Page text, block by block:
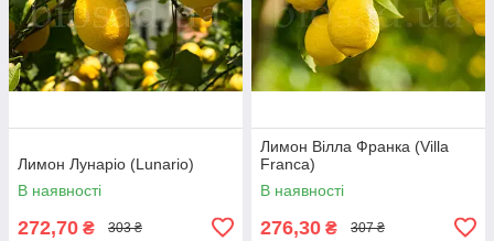
Лимон Лунаріо (Lunario)
В наявності
272,70 ₴ 303 ₴
Лимон Вілла Франка (Villa
Franca)
В наявності
276,30 ₴ 307 ₴